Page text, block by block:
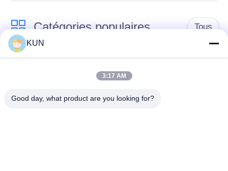
Catégories populaires Tous
pièces de machine
Pièces d'atmosphère
de NCR
Pièces d'atmosphère
Pièces d'atmosphère
KUN
3:17 AM
Good day, what product are you looking for?